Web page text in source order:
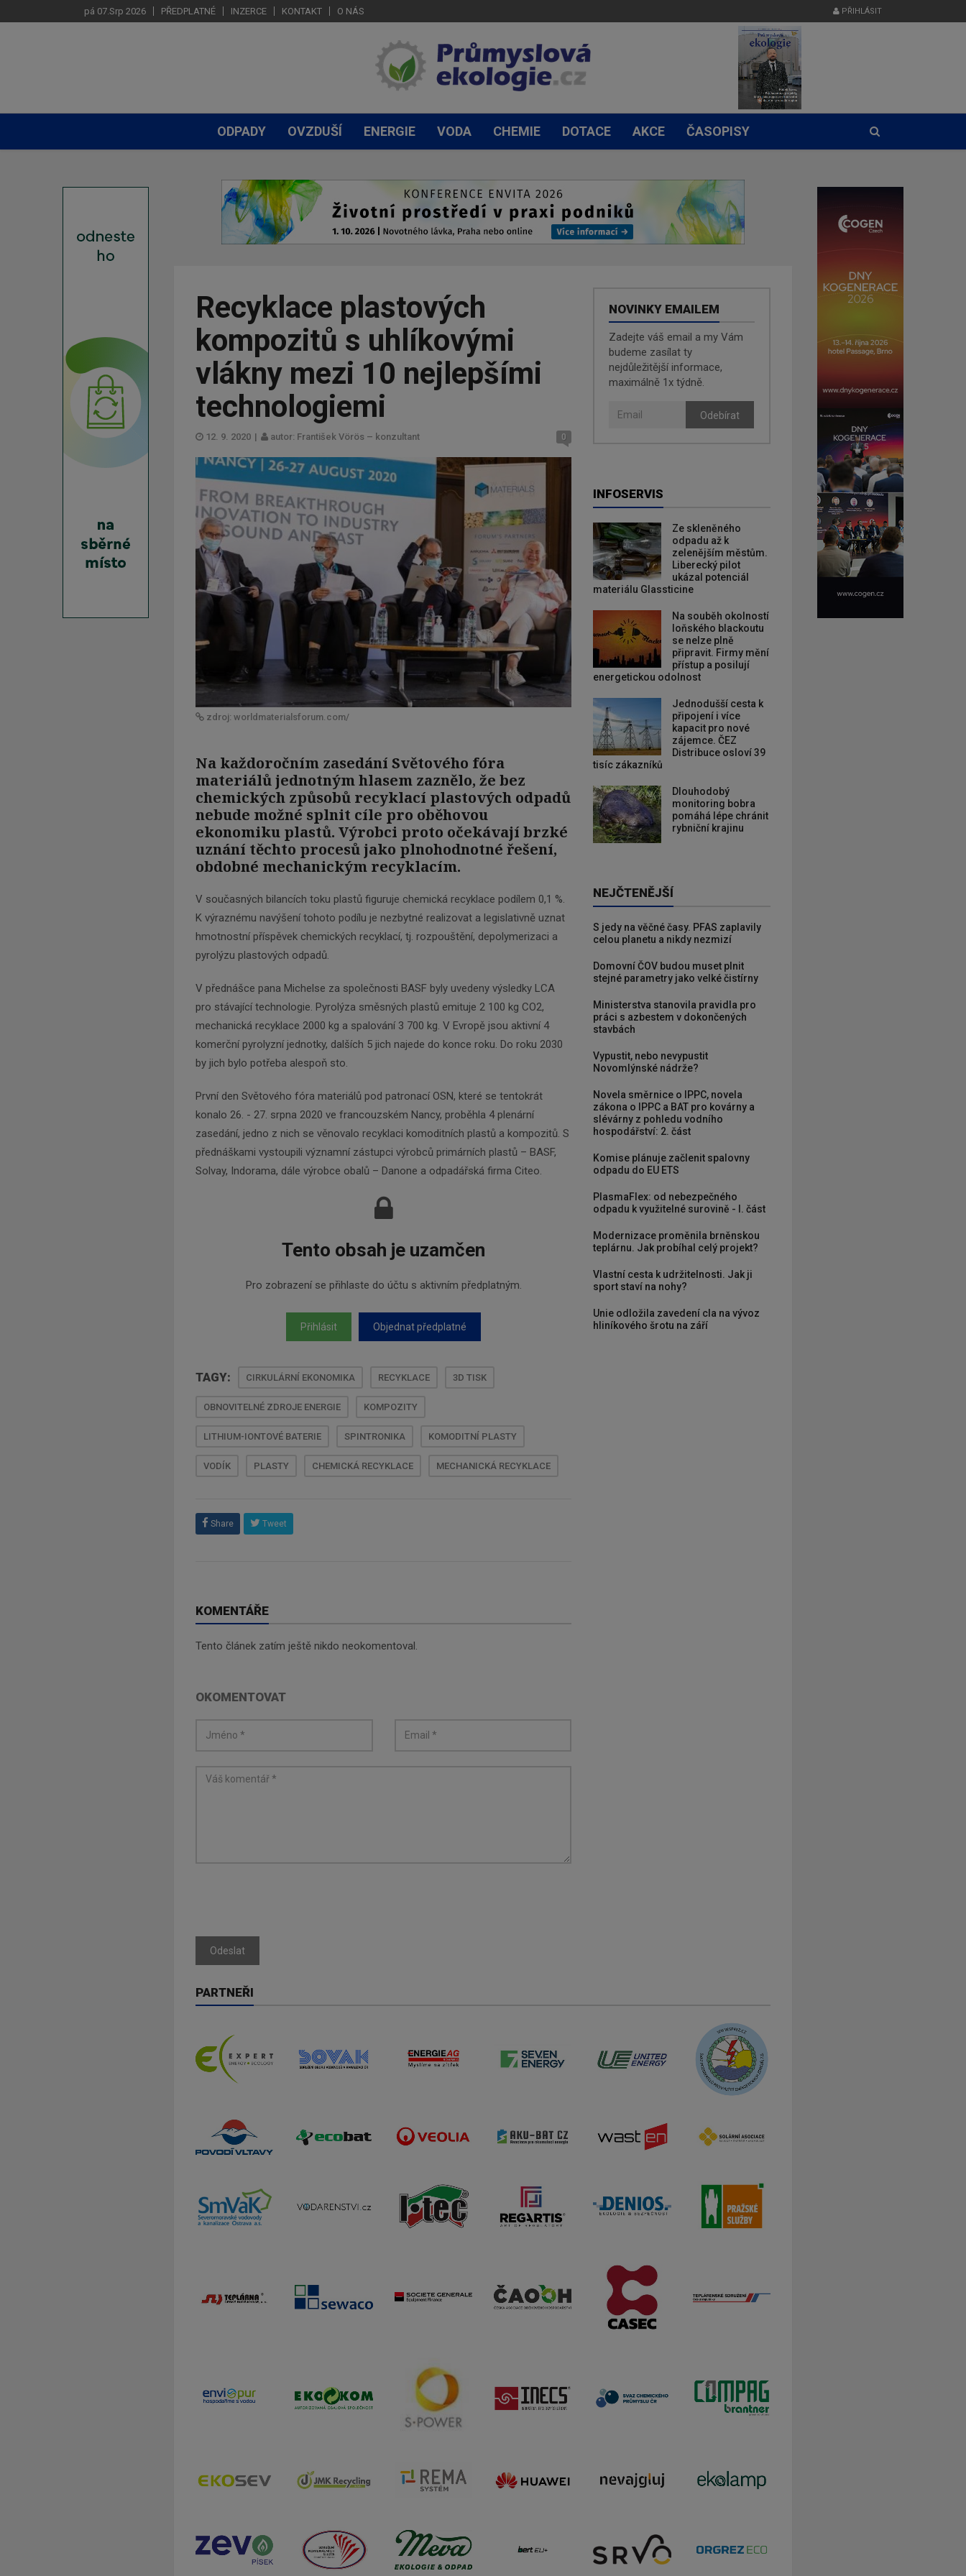
pá 07.Srp 2026 PŘEDPLATNÉ INZERCE KONTAKT O NÁS PŘIHLÁSIT
ODPADY OVZDUŠÍ ENERGIE VODA CHEMIE DOTACE AKCE ČASOPISY
Recyklace plastových
kompozitů s uhlíkovými
vlákny mezi 10 nejlepšími
technologiemi
12. 9. 2020 | autor: František Vörös – konzultant 0
zdroj: worldmaterialsforum.com/
Na každoročním zasedání Světového fóra
materiálů jednotným hlasem zaznělo, že bez
chemických způsobů recyklací plastových odpadů
nebude možné splnit cíle pro oběhovou
ekonomiku plastů. Výrobci proto očekávají brzké
uznání těchto procesů jako plnohodnotné řešení,
obdobné mechanickým recyklacím.
V současných bilancích toku plastů figuruje chemická recyklace podílem 0,1 %.
K výraznému navýšení tohoto podílu je nezbytné realizovat a legislativně uznat
hmotnostní příspěvek chemických recyklací, tj. rozpouštění, depolymerizaci a
pyrolýzu plastových odpadů.
V přednášce pana Michelse za společnosti BASF byly uvedeny výsledky LCA
pro stávající technologie. Pyrolýza směsných plastů emituje 2 100 kg CO2,
mechanická recyklace 2000 kg a spalování 3 700 kg. V Evropě jsou aktivní 4
komerční pyrolyzní jednotky, dalších 5 jich najede do konce roku. Do roku 2030
by jich bylo potřeba alespoň sto.
První den Světového fóra materiálů pod patronací OSN, které se tentokrát
konalo 26. - 27. srpna 2020 ve francouzském Nancy, proběhla 4 plenární
zasedání, jedno z nich se věnovalo recyklaci komoditních plastů a kompozitů. S
přednáškami vystoupili významní zástupci výrobců primárních plastů – BASF,
Solvay, Indorama, dále výrobce obalů – Danone a odpadářská firma Citeo.
Tento obsah je uzamčen
Pro zobrazení se přihlaste do účtu s aktivním předplatným.
Přihlásit Objednat předplatné
TAGY: CIRKULÁRNÍ EKONOMIKA RECYKLACE 3D TISK
OBNOVITELNÉ ZDROJE ENERGIE KOMPOZITY
LITHIUM-IONTOVÉ BATERIE SPINTRONIKA KOMODITNÍ PLASTY
VODÍK PLASTY CHEMICKÁ RECYKLACE MECHANICKÁ RECYKLACE
Share Tweet
KOMENTÁŘE
Tento článek zatím ještě nikdo neokomentoval.
OKOMENTOVAT
Odeslat
NOVINKY EMAILEM
Zadejte váš email a my Vám
budeme zasílat ty
nejdůležitější informace,
maximálně 1x týdně.
Odebírat
INFOSERVIS
Ze skleněného
odpadu až k
zelenějším městům.
Liberecký pilot
ukázal potenciál
materiálu Glassticine
Na souběh okolností
loňského blackoutu
se nelze plně
připravit. Firmy mění
přístup a posilují
energetickou odolnost
Jednodušší cesta k
připojení i více
kapacit pro nové
zájemce. ČEZ
Distribuce osloví 39
tisíc zákazníků
Dlouhodobý
monitoring bobra
pomáhá lépe chránit
rybniční krajinu
NEJČTENĚJŠÍ
S jedy na věčné časy. PFAS zaplavily
celou planetu a nikdy nezmizí
Domovní ČOV budou muset plnit
stejné parametry jako velké čistírny
Ministerstva stanovila pravidla pro
práci s azbestem v dokončených
stavbách
Vypustit, nebo nevypustit
Novomlýnské nádrže?
Novela směrnice o IPPC, novela
zákona o IPPC a BAT pro kovárny a
slévárny z pohledu vodního
hospodářství: 2. část
Komise plánuje začlenit spalovny
odpadu do EU ETS
PlasmaFlex: od nebezpečného
odpadu k využitelné surovině - I. část
Modernizace proměnila brněnskou
teplárnu. Jak probíhal celý projekt?
Vlastní cesta k udržitelnosti. Jak ji
sport staví na nohy?
Unie odložila zavedení cla na vývoz
hliníkového šrotu na září
PARTNEŘI